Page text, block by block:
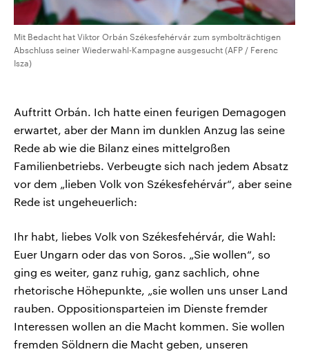
Mit Bedacht hat Viktor Orbán Székesfehérvár zum symbolträchtigen
Abschluss seiner Wiederwahl-Kampagne ausgesucht (AFP / Ferenc
Isza)
Auftritt Orbán. Ich hatte einen feurigen Demagogen
erwartet, aber der Mann im dunklen Anzug las seine
Rede ab wie die Bilanz eines mittelgroßen
Familienbetriebs. Verbeugte sich nach jedem Absatz
vor dem „lieben Volk von Székesfehérvár“, aber seine
Rede ist ungeheuerlich:
Ihr habt, liebes Volk von Székesfehérvár, die Wahl:
Euer Ungarn oder das von Soros. „Sie wollen“, so
ging es weiter, ganz ruhig, ganz sachlich, ohne
rhetorische Höhepunkte, „sie wollen uns unser Land
rauben. Oppositionsparteien im Dienste fremder
Interessen wollen an die Macht kommen. Sie wollen
fremden Söldnern die Macht geben, unseren